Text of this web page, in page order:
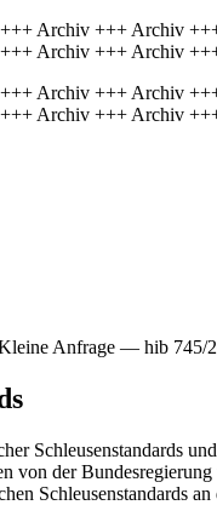
Archiv +++ Archiv
Archiv +++ Archiv
Archiv +++ Archiv
Archiv +++ Archiv
Anfrage — hib 745/
Schleusenstandards
von der
Schleusenstandards an